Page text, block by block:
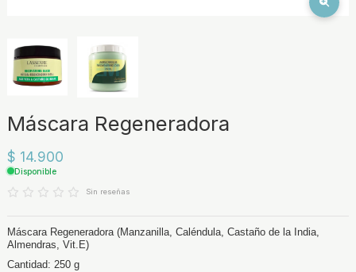
Máscara Regeneradora
$ 14.900
Disponible
Sin reseñas
Máscara Regeneradora (Manzanilla, Caléndula, Castaño de la India,
Almendras, Vit.E)
Cantidad: 250 g